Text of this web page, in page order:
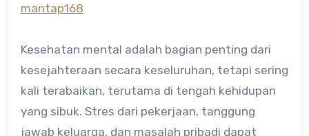
mantap168
Kesehatan mental adalah bagian penting dari
kesejahteraan secara keseluruhan, tetapi sering
kali terabaikan, terutama di tengah kehidupan
yang sibuk. Stres dari pekerjaan, tanggung
jawab keluarga, dan masalah pribadi dapat